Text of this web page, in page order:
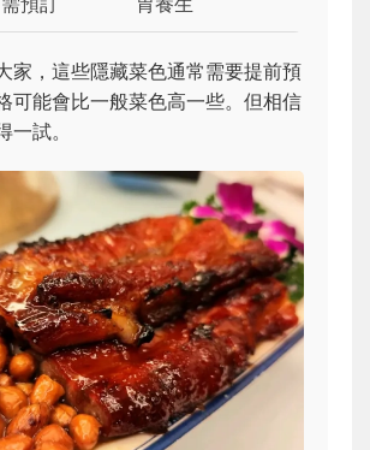
家，這些隱藏菜色通常需要提前預
可能會比一般菜色高一些。但相信
一試。